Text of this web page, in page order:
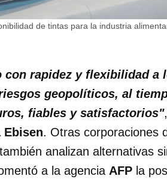
de tintas para la industria
con rapidez y flexibilidad a
geopolíticos, al
fiables y satisfactorios"
Ebisen. Otras corporaciones
analizan alternativas
a la agencia AFP la